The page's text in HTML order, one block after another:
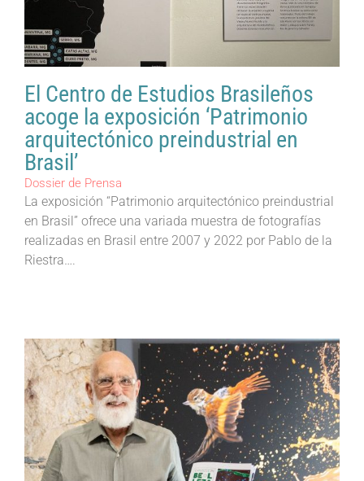
El Centro de Estudios Brasileños
acoge la exposición ‘Patrimonio
arquitectónico preindustrial en
Brasil’
Dossier de Prensa
La exposición “Patrimonio arquitectónico preindustrial
en Brasil” ofrece una variada muestra de fotografías
realizadas en Brasil entre 2007 y 2022 por Pablo de la
Riestra….